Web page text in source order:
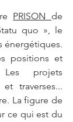
PRISON de
quo », le
énergétiques.
positions et
Les projets
traverses...
La figure de
ce qui est du